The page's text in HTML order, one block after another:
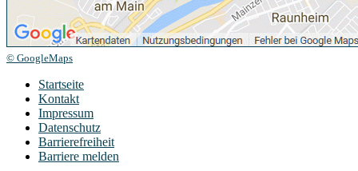
© GoogleMaps
Startseite
Kontakt
Impressum
Datenschutz
Barrierefreiheit
Barriere melden